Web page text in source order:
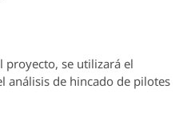
proyecto, se utilizará el
análisis de hincado de pilotes